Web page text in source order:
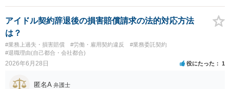
アイドル契約辞退後の損害賠償請求の法的対応方法
は？
#業務上過失・損害賠償 #労働・雇用契約違反
#業務委託契約
#退職理由(自己都合・会社都合)
2026年6月28日 役にたった 1
匿名A 弁護士